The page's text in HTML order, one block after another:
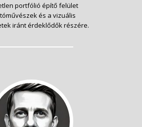
portfólió építő felület
és a vizuális
iránt érdeklődők részére.